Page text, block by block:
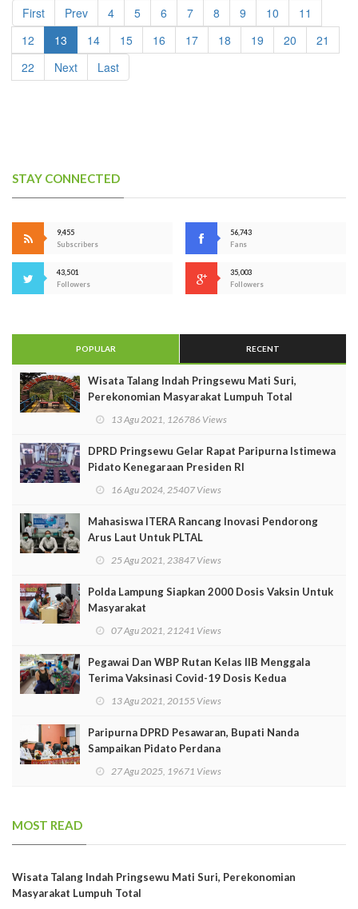
First Prev 4 5 6 7 8 9 10
11
12
13 14 15 16 17 18 19 20
21
22
Next Last
STAY CONNECTED
9,455
Subscribers
56,743
Fans
43,501
Followers
35,003
Followers
POPULAR RECENT
Wisata Talang Indah Pringsewu Mati Suri,
Perekonomian Masyarakat Lumpuh Total
13 Agu 2021, 126786 Views
DPRD Pringsewu Gelar Rapat Paripurna Istimewa
Pidato Kenegaraan Presiden RI
16 Agu 2024, 25407 Views
Mahasiswa ITERA Rancang Inovasi Pendorong
Arus Laut Untuk PLTAL
25 Agu 2021, 23847 Views
Polda Lampung Siapkan 2000 Dosis Vaksin Untuk
Masyarakat
07 Agu 2021, 21241 Views
Pegawai Dan WBP Rutan Kelas IIB Menggala
Terima Vaksinasi Covid-19 Dosis Kedua
13 Agu 2021, 20155 Views
Paripurna DPRD Pesawaran, Bupati Nanda
Sampaikan Pidato Perdana
27 Agu 2025, 19671 Views
MOST READ
Wisata Talang Indah Pringsewu Mati Suri, Perekonomian
Masyarakat Lumpuh Total